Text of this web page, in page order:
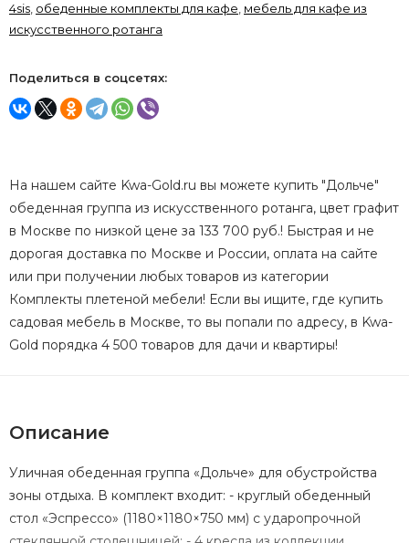
4sis, обеденные комплекты для кафе, мебель для кафе из
искусственного ротанга
Поделиться в соцсетях:
На нашем сайте Kwa-Gold.ru вы можете купить "Дольче"
обеденная группа из искусственного ротанга, цвет графит
в Москве по низкой цене за 133 700 руб.! Быстрая и не
дорогая доставка по Москве и России, оплата на сайте
или при получении любых товаров из категории
Комплекты плетеной мебели! Если вы ищите, где купить
садовая мебель в Москве, то вы попали по адресу, в Kwa-
Gold порядка 4 500 товаров для дачи и квартиры!
Описание
Уличная обеденная группа «Дольче» для обустройства
зоны отдыха. В комплект входит: - круглый обеденный
стол «Эспрессо» (1180×1180×750 мм) с ударопрочной